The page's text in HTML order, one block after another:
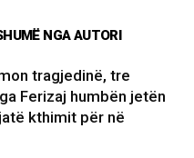
NGA AUTORI
tragjedinë, tre
Ferizaj humbën jetën
kthimit për në